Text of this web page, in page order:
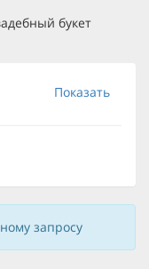
букет
Показать
запросу